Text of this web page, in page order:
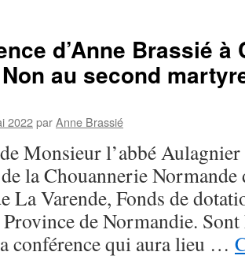
d’Anne Brassié à
au second
2022parAnne Brassié
Monsieur l’abbé
la Chouannerie
La Varende, Fonds de
de Normandie. Sont
conférence qui aura lieu …